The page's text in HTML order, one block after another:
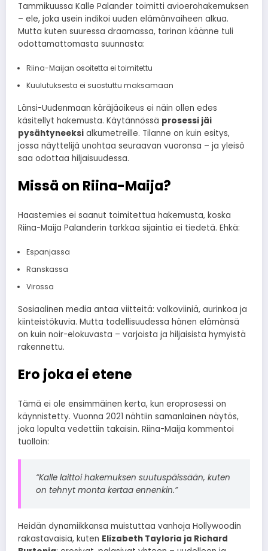
Tammikuussa Kalle Palander toimitti avioerohakemuksen
– ele, joka usein indikoi uuden elämänvaiheen alkua.
Mutta kuten suuressa draamassa, tarinan käänne tuli
odottamattomasta suunnasta:
Riina-Maijan osoitetta ei toimitettu
Kuulutuksesta ei suostuttu maksamaan
Länsi-Uudenmaan käräjäoikeus ei näin ollen edes
käsitellyt hakemusta. Käytännössä prosessi jäi
pysähtyneeksi alkumetreille. Tilanne on kuin esitys,
jossa näyttelijä unohtaa seuraavan vuoronsa – ja yleisö
saa odottaa hiljaisuudessa.
Missä on Riina-Maija?
Haastemies ei saanut toimitettua hakemusta, koska
Riina-Maija Palanderin tarkkaa sijaintia ei tiedetä. Ehkä:
Espanjassa
Ranskassa
Virossa
Sosiaalinen media antaa viitteitä: valkoviiniä, aurinkoa ja
kiinteistökuvia. Mutta todellisuudessa hänen elämänsä
on kuin noir-elokuvasta – varjoista ja hiljaisista hymyistä
rakennettu.
Ero joka ei etene
Tämä ei ole ensimmäinen kerta, kun eroprosessi on
käynnistetty. Vuonna 2021 nähtiin samanlainen näytös,
joka lopulta vedettiin takaisin. Riina-Maija kommentoi
tuolloin:
“Kalle laittoi hakemuksen suutuspäissään, kuten
on tehnyt monta kertaa ennenkin.”
Heidän dynamiikkansa muistuttaa vanhoja Hollywoodin
rakastavaisia, kuten Elizabeth Tayloria ja Richard